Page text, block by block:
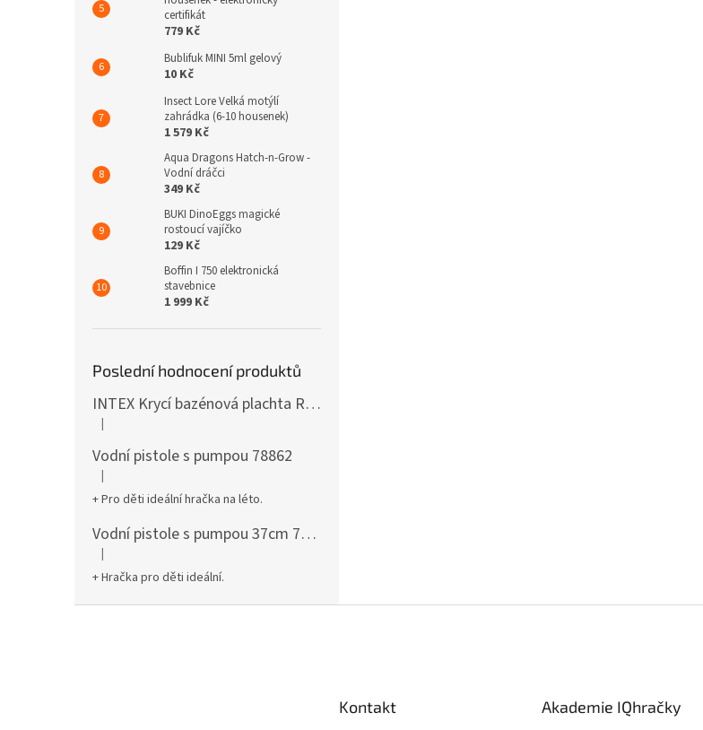
certifikát
779 Kč
Bublifuk MINI 5ml gelový
10 Kč
Insect Lore Velká motýlí
zahrádka (6-10 housenek)
1 579 Kč
Aqua Dragons Hatch-n-Grow -
Vodní dráčci
349 Kč
BUKI DinoEggs magické
rostoucí vajíčko
129 Kč
Boffin I 750 elektronická
stavebnice
1 999 Kč
Poslední hodnocení produktů
INTEX Krycí bazénová plachta Round 305cm 28030
Hodnocení produktu je 5 z 5 hvězdiček.
|
Vodní pistole s pumpou 78862
Hodnocení produktu je 5 z 5 hvězdiček.
|
+ Pro děti ideální hračka na léto.
Vodní pistole s pumpou 37cm 78961
Hodnocení produktu je 5 z 5 hvězdiček.
|
+ Hračka pro děti ideální.
Kontakt Akademie IQhračky